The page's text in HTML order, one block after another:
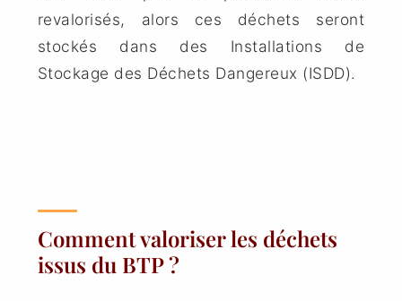
revalorisés, alors ces déchets seront
stockés dans des Installations de
Stockage des Déchets Dangereux (ISDD).
Comment valoriser les déchets
issus du BTP ?